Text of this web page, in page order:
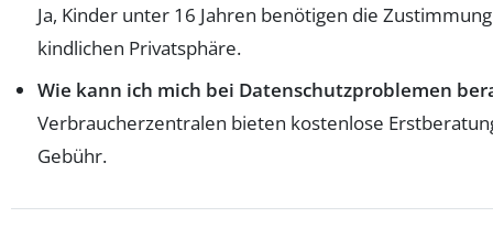
Ja, Kinder unter 16 Jahren benötigen die
kindlichen Privatsphäre.
Wie kann ich mich bei Datenschutzproblemen
Verbraucherzentralen bieten kostenlose
Gebühr.